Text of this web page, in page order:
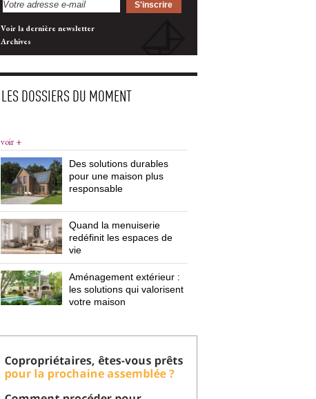
Voir la dernière newsletter
Archives
LES DOSSIERS DU MOMENT
voir +
Des solutions durables
pour une maison plus
responsable
Quand la menuiserie
redéfinit les espaces de
vie
Aménagement extérieur :
les solutions qui valorisent
votre maison